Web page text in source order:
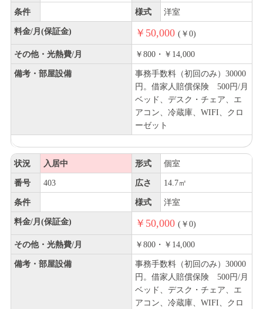
条件 様式 洋室
料金/月(保証金) ￥50,000 (￥0)
その他・光熱費/月 ￥800・￥14,000
備考・部屋設備
事務手数料（初回のみ）30000
円。借家人賠償保険 500円/月
ベッド、デスク・チェア、エ
アコン、冷蔵庫、WIFI、クロ
ーゼット
状況 入居中 形式 個室
番号 403 広さ 14.7㎡
条件 様式 洋室
料金/月(保証金) ￥50,000 (￥0)
その他・光熱費/月 ￥800・￥14,000
備考・部屋設備
事務手数料（初回のみ）30000
円。借家人賠償保険 500円/月
ベッド、デスク・チェア、エ
アコン、冷蔵庫、WIFI、クロ